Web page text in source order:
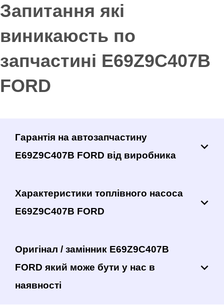
Запитання які
виникаюсть по
запчастині E69Z9C407B
FORD
Гарантія на автозапчастину
E69Z9C407B FORD від виробника
Характеристики топлівного насоса
E69Z9C407B FORD
Оригінал / замінник E69Z9C407B
FORD який може бути у нас в
наявності